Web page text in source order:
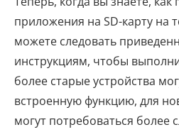
приложения на SD-карту на
можете следовать
инструкциям, чтобы
более старые устройства
встроенную функцию, для
могут потребоваться